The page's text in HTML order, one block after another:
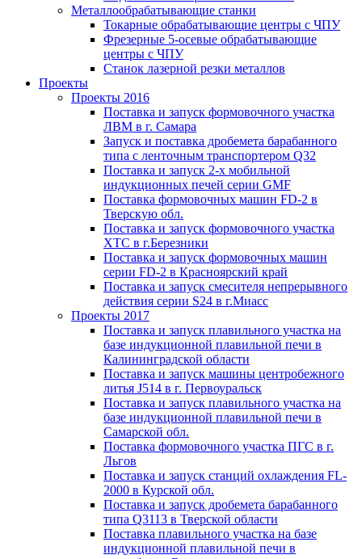
Металлообрабатывающие станки
Токарные обрабатывающие центры с ЧПУ
Фрезерные 5-осевые обрабатывающие
центры с ЧПУ
Станок лазерной резки металлов
Проекты
Проекты 2016
Поставка и запуск формовочного участка
ЛВМ в г. Самара
Запуск и поставка дробемета барабанного
типа с ленточным транспортером Q32
Поставка и запуск 2-х мобильной
индукционных печей серии GMF
Поставка формовочных машин FD-2 в
Тверскую обл.
Поставка и запуск формовочного участка
ХТС в г.Березники
Поставка и запуск формовочных машин
серии FD-2 в Красноярский край
Поставка и запуск смесителя непрерывного
действия серии S24 в г.Миасс
Проекты 2017
Поставка и запуск плавильного участка на
базе индукционной плавильной печи в
Калининградской области
Поставка и запуск машины центробежного
литья J514 в г. Первоуральск
Поставка и запуск плавильного участка на
базе индукционной плавильной печи в
Самарской обл.
Поставка формовочного участка ПГС в г.
Льгов
Поставка и запуск станций охлаждения FL-
2000 в Курской обл.
Поставка и запуск дробемета барабанного
типа Q3113 в Тверской области
Поставка плавильного участка на базе
индукционной плавильной печи в